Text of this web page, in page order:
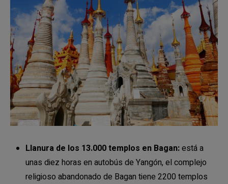
Llanura de los 13.000 templos en Bagan:está a
unas diez horas en autobús de Yangón, el complejo
religioso abandonado de Bagan tiene 2200 templos